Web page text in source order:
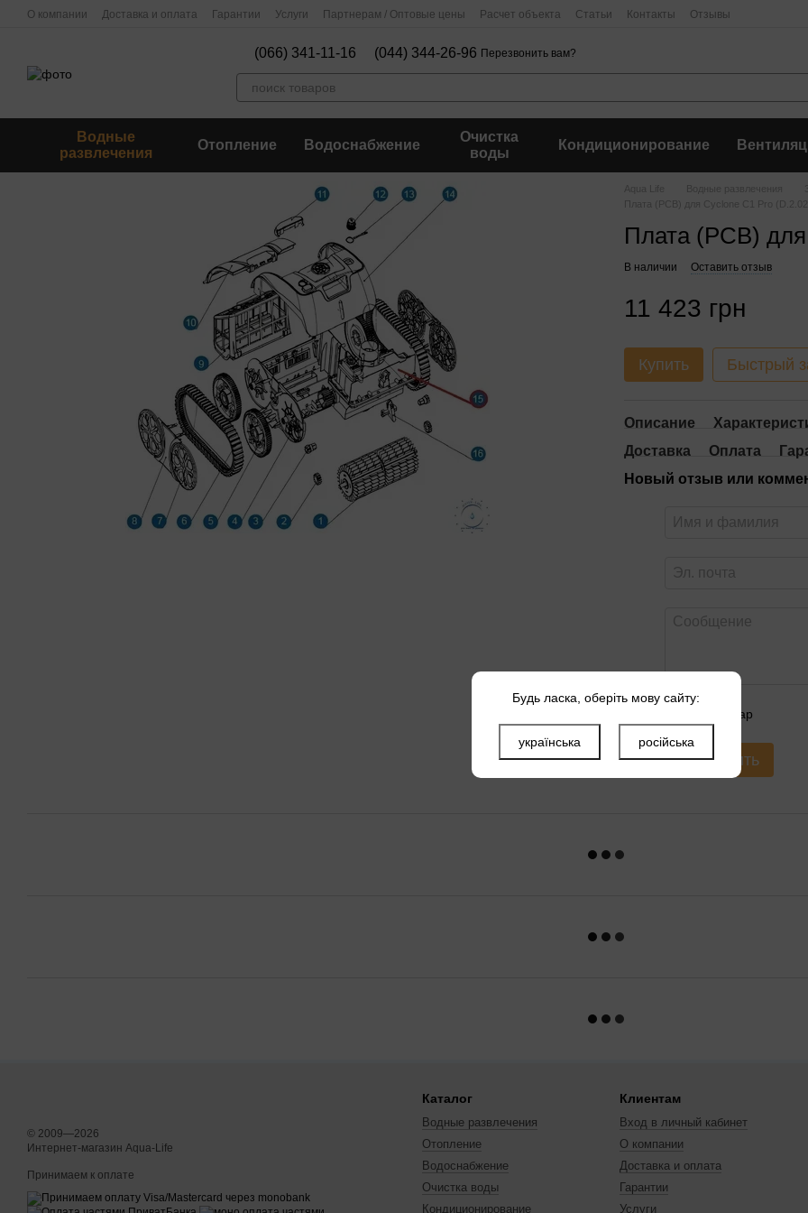
Перейти к основному контенту
О компании Доставка и оплата Гарантии Услуги Партнерам / Оптовые цены Расчет объекта Статьи Контакты Отзывы
(066) 341-11-16 (044) 344-26-96 Перезвонить вам?
Водные
развлечения
Отопление Водоснабжение
Очистка
воды
Кондиционирование
Aqua Life Водные развлечения
Плата (PCB) для Cyclone C1 Pro
Плата (PCB)
В наличии Оставить отзыв
11 423 грн
Купить Быстрый
Описание
Доставка
Оплата
Новый отзыв или
Оцените товар
Отправить
© 2009—2026
Интернет-магазин Aqua-Life
Принимаем к оплате
Каталог
Водные развлечения
Отопление
Водоснабжение
Очистка воды
Кондиционирование
Клиентам
Вход в личный кабинет
О компании
Доставка и оплата
Гарантии
Услуги
Будь ласка, оберіть мову сайту:
українська російська